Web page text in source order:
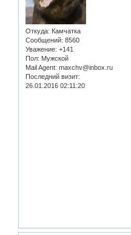
Откуда: Камчатка
Сообщений: 8560
Уважение: +141
Пол: Мужской
Mail Agent: maxchv@inbox.ru
Последний визит:
26.01.2016 02:11:20